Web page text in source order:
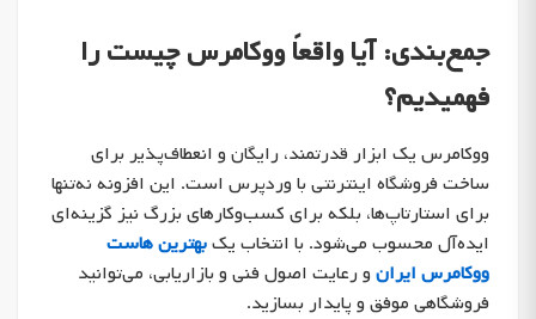
جمع‌بندی: آیا واقعاً ووکامرس چیست را
فهمیدیم؟
ووکامرس یک ابزار قدرتمند، رایگان و انعطاف‌پذیر برای
ساخت فروشگاه اینترنتی با وردپرس است. این افزونه نه‌تنها
برای استارتاپ‌ها، بلکه برای کسب‌وکارهای بزرگ نیز گزینه‌ای
ایده‌آل محسوب می‌شود. با انتخاب یکبهترین هاست
ووکامرس ایران و رعایت اصول فنی و بازاریابی، می‌توانید
فروشگاهی موفق و پایدار بسازید.